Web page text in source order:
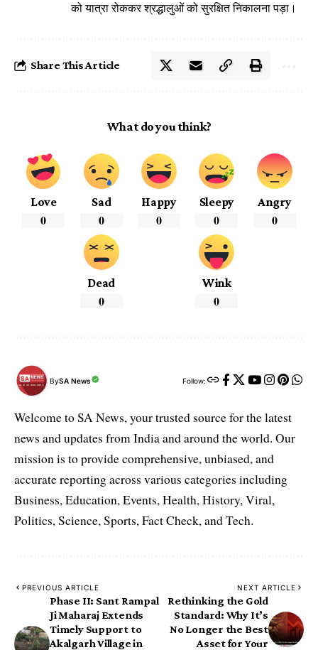
को यात्रा रोककर श्रद्धालुओं को सुरक्षित निकालना पड़ा।
Share This Article
What do you think?
Love
0
Sad
0
Happy
0
Sleepy
0
Angry
0
Dead
0
Wink
0
BySA News Follow:
Welcome to SA News, your trusted source for the latest
news and updates from India and around the world. Our
mission is to provide comprehensive, unbiased, and
accurate reporting across various categories including
Business, Education, Events, Health, History, Viral,
Politics, Science, Sports, Fact Check, and Tech.
PREVIOUS ARTICLE
Phase II: Sant Rampal
Ji Maharaj Extends
Timely Support to
Akalgarh Village in
NEXT ARTICLE
Rethinking the Gold
Standard: Why It’s
No Longer the Best
Asset for Your